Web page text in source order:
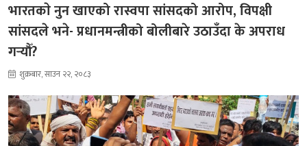
भारतकाे नुन खाएको रास्वपा सांसदको आरोप, विपक्षी
सांसदले भने- प्रधानमन्त्रीको बोलीबारे उठाउँदा के अपराध
गर्‍यौँ?
शुक्रबार, साउन २२, २०८३